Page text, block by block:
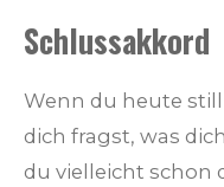
Schlussakkord
Wenn du heute
dich fragst, was
du vielleicht schon